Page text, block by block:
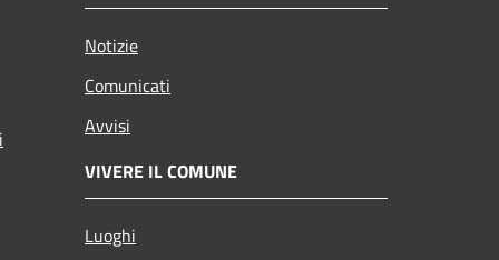
Notizie
Comunicati
Avvisi
VIVERE IL COMUNE
Luoghi